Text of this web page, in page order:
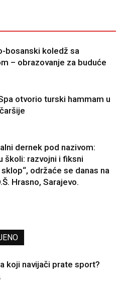
bosanski koledž sa
– obrazovanje za buduće
otvorio turski hammam u
dernek pod nazivom:
školi: razvojni i fiksni
održaće se danas na
Hrasno, Sarajevo.
koji navijači prate sport?